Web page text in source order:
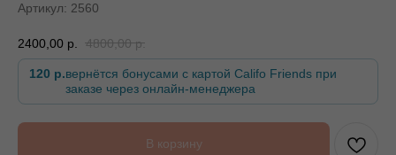
БЕСПЛАТНАЯ ДОСТАВКА
БЕСПЛАТНАЯ ДОСТАВКА
Артикул: 2560
2400,00 р. 4800,00 р.
120 р.вернётся бонусами с картой Califo Friends при
заказе через онлайн-менеджера
В корзину